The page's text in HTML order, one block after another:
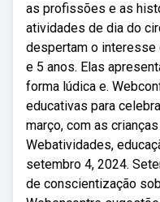
as profissões e as
atividades de dia do
despertam o interesse
e 5 anos. Elas
forma lúdica e.
educativas para
março, com as
Webatividades,
setembro 4, 2024.
de conscientização